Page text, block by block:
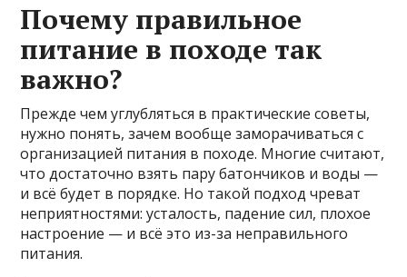
Почему правильное
питание в походе так
важно?
Прежде чем углубляться в практические советы,
нужно понять, зачем вообще заморачиваться с
организацией питания в походе. Многие считают,
что достаточно взять пару батончиков и воды —
и всё будет в порядке. Но такой подход чреват
неприятностями: усталость, падение сил, плохое
настроение — и всё это из-за неправильного
питания.